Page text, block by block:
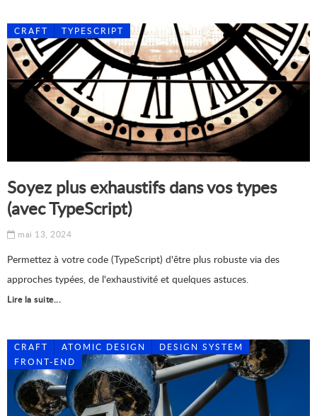
CRAFT TYPESCRIPT
Soyez plus exhaustifs dans vos types
(avec TypeScript)
mai 13, 2024
Permettez à votre code (TypeScript) d'être plus robuste via des
approches typées, de l'exhaustivité et quelques astuces.
Lire la suite...
CRAFT ATOMIC DESIGN
DESIGN SYSTEM
FRONT-END